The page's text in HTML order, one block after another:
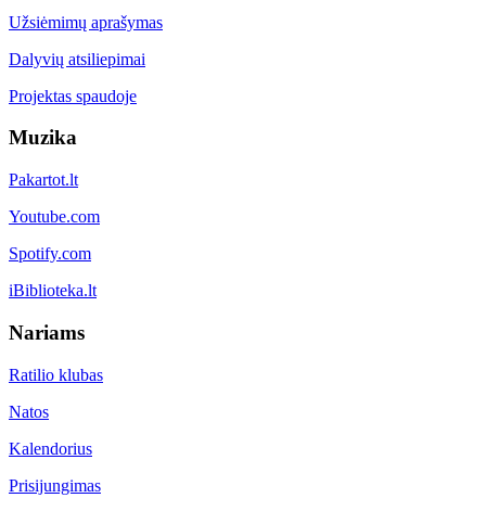
Užsiėmimų aprašymas
Dalyvių atsiliepimai
Projektas spaudoje
Muzika
Pakartot.lt
Youtube.com
Spotify.com
iBiblioteka.lt
Nariams
Ratilio klubas
Natos
Kalendorius
Prisijungimas